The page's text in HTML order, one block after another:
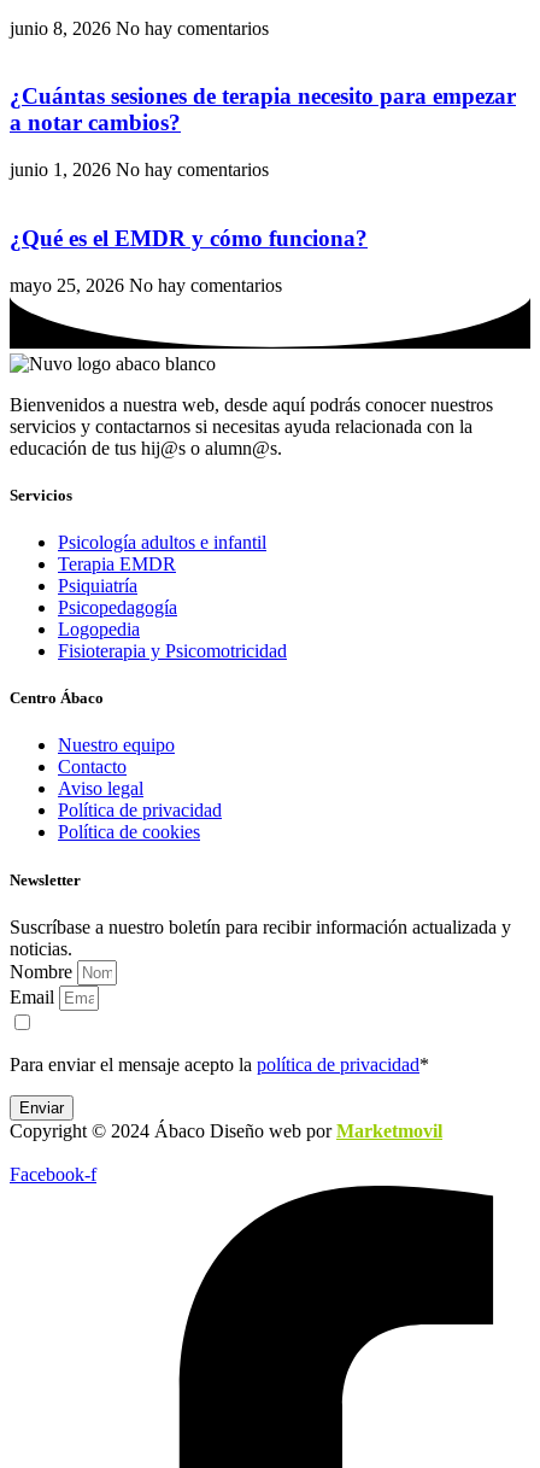
junio 8, 2026 No hay comentarios
¿Cuántas sesiones de terapia necesito para empezar
a notar cambios?
junio 1, 2026 No hay comentarios
¿Qué es el EMDR y cómo funciona?
mayo 25, 2026 No hay comentarios
Bienvenidos a nuestra web, desde aquí podrás conocer nuestros
servicios y contactarnos si necesitas ayuda relacionada con la
educación de tus hij@s o alumn@s.
Servicios
Psicología adultos e infantil
Terapia EMDR
Psiquiatría
Psicopedagogía
Logopedia
Fisioterapia y Psicomotricidad
Centro Ábaco
Nuestro equipo
Contacto
Aviso legal
Política de privacidad
Política de cookies
Newsletter
Suscríbase a nuestro boletín para recibir información actualizada y
noticias.
Nombre
Email
Para enviar el mensaje acepto la política de privacidad*
Enviar
Copyright © 2024 Ábaco Diseño web porMarketmovil
Facebook-f